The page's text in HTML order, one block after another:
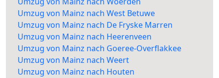
Umzug von Mainz nach West Betuwe
Umzug von Mainz nach De Fryske Marren
Umzug von Mainz nach Heerenveen
Umzug von Mainz nach Goeree-Overflakkee
Umzug von Mainz nach Weert
Umzug von Mainz nach Houten